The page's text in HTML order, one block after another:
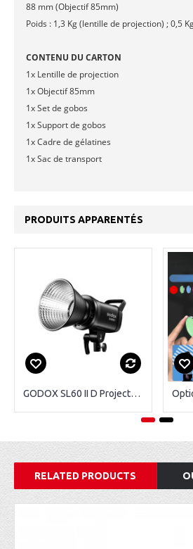
88 mm (Objectif 85mm)
Poids : 1,3 Kg (lentille de projection) ; 0,5
CONTENU DU CARTON
1x Lentille de projection
1x Objectif 85mm
1x Set de gobos
1x Support de gobos
1x Cadre de gélatines
1x Sac de transport
PRODUITS APPARENTÉS
GODOX SL60 II D Projecteur LED
RELATED PRODUCTS